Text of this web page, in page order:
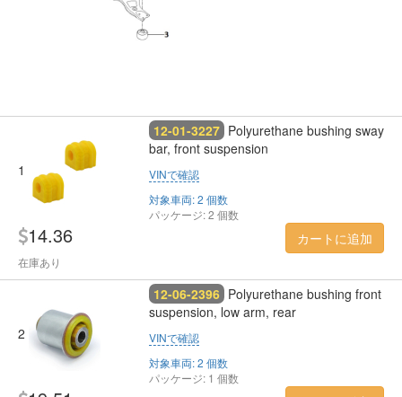
1
12-01-3227 Polyurethane bushing sway
bar, front suspension
VINで確認
対象車両: 2 個数
パッケージ: 2 個数
14.36
在庫あり
カートに追加
2
12-06-2396 Polyurethane bushing front
suspension, low arm, rear
VINで確認
対象車両: 2 個数
パッケージ: 1 個数